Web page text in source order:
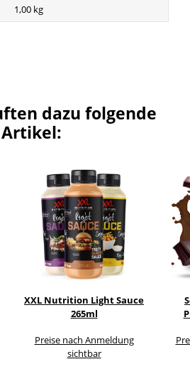
1,00 kg
dazu folgende
Artikel:
XXL Nutrition Light Sauce
265ml
Preise nach Anmeldung
sichtbar